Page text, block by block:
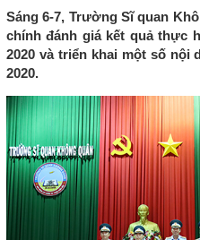
Sáng 6-7, Trường Sĩ quan
chính đánh giá kết quả thực
2020 và triển khai một số nội
2020.